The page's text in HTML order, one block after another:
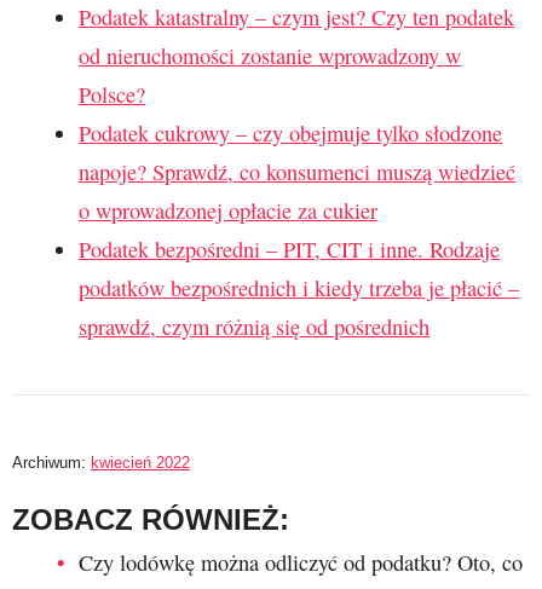
Podatek katastralny – czym jest? Czy ten podatek
od nieruchomości zostanie wprowadzony w
Polsce?
Podatek cukrowy – czy obejmuje tylko słodzone
napoje? Sprawdź, co konsumenci muszą wiedzieć
o wprowadzonej opłacie za cukier
Podatek bezpośredni – PIT, CIT i inne. Rodzaje
podatków bezpośrednich i kiedy trzeba je płacić –
sprawdź, czym różnią się od pośrednich
Archiwum: kwiecień 2022
ZOBACZ RÓWNIEŻ:
Czy lodówkę można odliczyć od podatku? Oto, co